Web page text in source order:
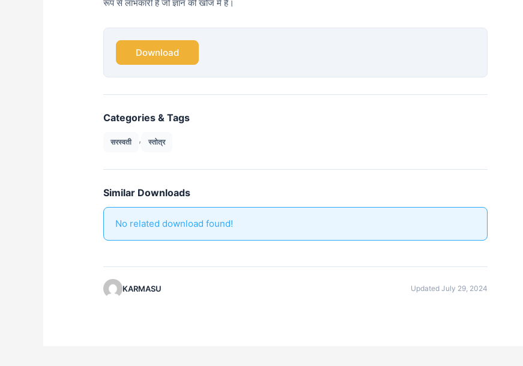
रूप से लाभकारी है जो ज्ञान की खोज में हैं।
Download
Categories & Tags
सरस्वती , स्तोत्र
Similar Downloads
No related download found!
KARMASU Updated July 29, 2024